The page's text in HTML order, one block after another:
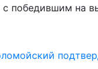
победившим на